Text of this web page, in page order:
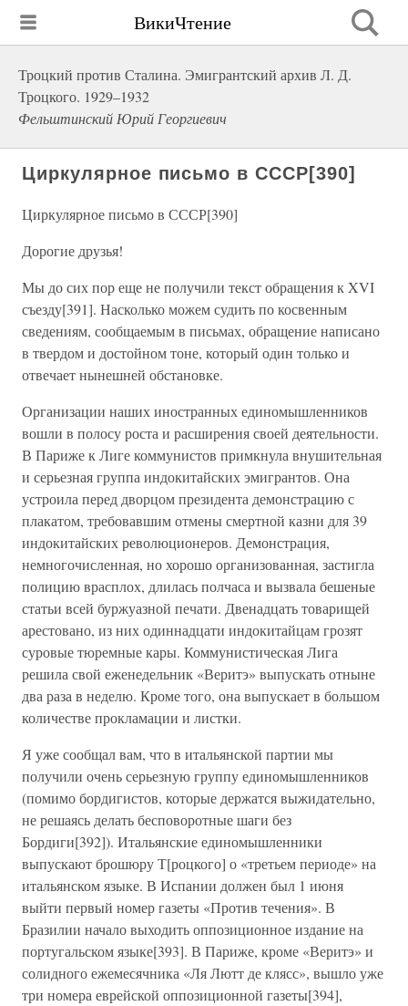
ВикиЧтение
Троцкий против Сталина. Эмигрантский архив Л. Д.
Троцкого. 1929–1932
Фельштинский Юрий Георгиевич
Циркулярное письмо в СССР[390]
Циркулярное письмо в СССР[390]
Дорогие друзья!
Мы до сих пор еще не получили текст обращения к XVI
съезду[391]. Насколько можем судить по косвенным
сведениям, сообщаемым в письмах, обращение написано
в твердом и достойном тоне, который один только и
отвечает нынешней обстановке.
Организации наших иностранных единомышленников
вошли в полосу роста и расширения своей деятельности.
В Париже к Лиге коммунистов примкнула внушительная
и серьезная группа индокитайских эмигрантов. Она
устроила перед дворцом президента демонстрацию с
плакатом, требовавшим отмены смертной казни для 39
индокитайских революционеров. Демонстрация,
немногочисленная, но хорошо организованная, застигла
полицию врасплох, длилась полчаса и вызвала бешеные
статьи всей буржуазной печати. Двенадцать товарищей
арестовано, из них одиннадцати индокитайцам грозят
суровые тюремные кары. Коммунистическая Лига
решила свой еженедельник «Веритэ» выпускать отныне
два раза в неделю. Кроме того, она выпускает в большом
количестве прокламации и листки.
Я уже сообщал вам, что в итальянской партии мы
получили очень серьезную группу единомышленников
(помимо бордигистов, которые держатся выжидательно,
не решаясь делать бесповоротные шаги без
Бордиги[392]). Итальянские единомышленники
выпускают брошюру Т[роцкого] о «третьем периоде» на
итальянском языке. В Испании должен был 1 июня
выйти первый номер газеты «Против течения». В
Бразилии начало выходить оппозиционное издание на
португальском языке[393]. В Париже, кроме «Веритэ» и
солидного ежемесячника «Ля Лютт де клясс», вышло уже
три номера еврейской оппозиционной газеты[394],